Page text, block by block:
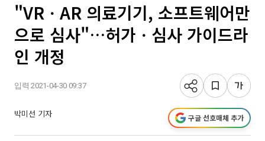
"VRㆍAR 의료기기, 소프트웨어만
으로 심사"…허가ㆍ심사 가이드라
인 개정
입력 2021-04-30 09:37
박미선 기자 구글 선호매체 추가